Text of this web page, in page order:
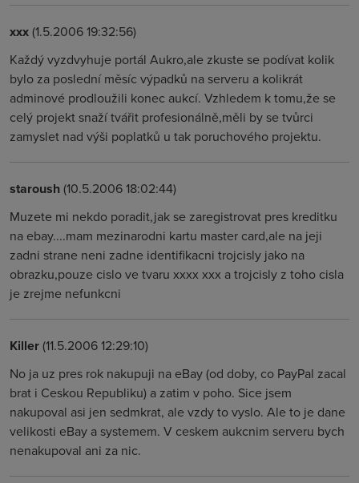
xxx(1.5.2006 19:32:56)
Každý vyzdvyhuje portál Aukro,ale zkuste se podívat kolik
bylo za poslední měsíc výpadků na serveru a kolikrát
adminové prodloužili konec aukcí. Vzhledem k tomu,že se
celý projekt snaží tvářit profesionálně,měli by se tvůrci
zamyslet nad výši poplatků u tak poruchového projektu.
staroush(10.5.2006 18:02:44)
Muzete mi nekdo poradit,jak se zaregistrovat pres kreditku
na ebay....mam mezinarodni kartu master card,ale na jeji
zadni strane neni zadne identifikacni trojcisly jako na
obrazku,pouze cislo ve tvaru xxxx xxx a trojcisly z toho cisla
je zrejme nefunkcni
Killer(11.5.2006 12:29:10)
No ja uz pres rok nakupuji na eBay (od doby, co PayPal zacal
brat i Ceskou Republiku) a zatim v poho. Sice jsem
nakupoval asi jen sedmkrat, ale vzdy to vyslo. Ale to je dane
velikosti eBay a systemem. V ceskem aukcnim serveru bych
nenakupoval ani za nic.